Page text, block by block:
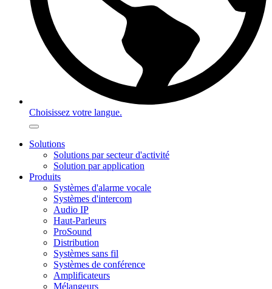
Choisissez votre langue.
Solutions
Solutions par secteur d'activité
Solution par application
Produits
Systèmes d'alarme vocale
Systèmes d'intercom
Audio IP
Haut-Parleurs
ProSound
Distribution
Systèmes sans fil
Systèmes de conférence
Amplificateurs
Mélangeurs